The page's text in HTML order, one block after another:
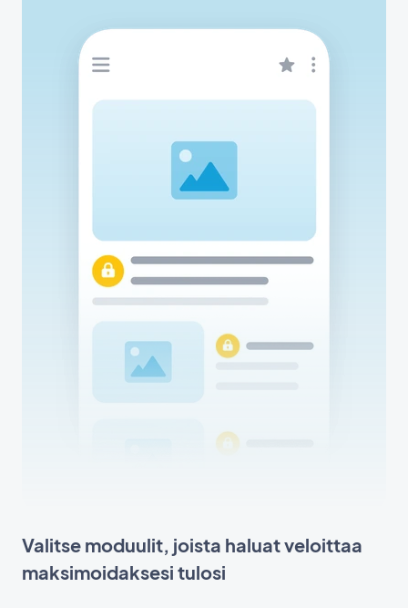
Valitse moduulit, joista haluat veloittaa
maksimoidaksesi tulosi